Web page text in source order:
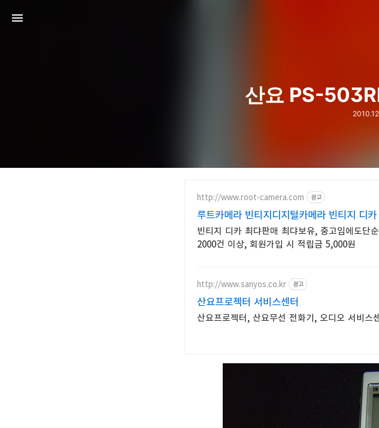
산요 PS-
http://www.root-camera.com 광고
루트카메라 빈티지디지털카메라 빈티지 디
빈티지 디카 최댜판매 최댜보유, 중고임에도단
2000건 이상, 회원가입 시 적립금 5,000원
http://www.sanyos.co.kr 광고
산요프로젝터 서비스센터
산요프로젝터, 산요무선 전화기, 오디오 서비스